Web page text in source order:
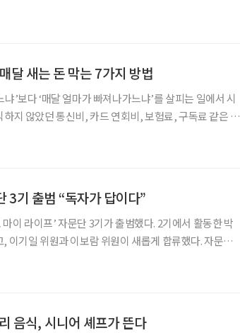
새는 돈 막는 7가지 방법
’보다 ‘매달 얼마가 빠져나가느냐’를 살피는 일에서 시
지 않았던 통신비, 카드 연회비, 보험료, 구독료 같은 지
3기 출범 “독자가 답이다”
이 라이프’ 자문단 3기가 출범했다. 2기에서 활동한 박
일 위원과 이보람 위원이 새롭게 합류했다. 자문단
음식, 시니어 셰프가 뜬다